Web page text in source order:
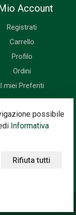
possibile
Informativa
Rifiuta tutti
Account
Registrati
Carrello
Profilo
Ordini
I miei Preferiti
prima di tutti le
Iscriviti